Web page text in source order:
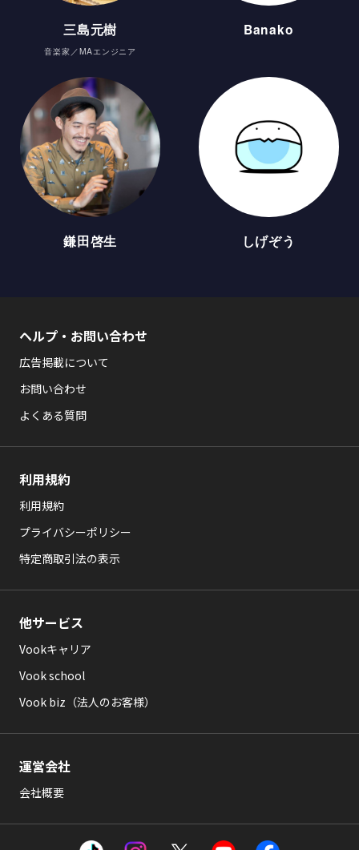
三島元樹
音楽家／MAエンジニア
Banako
鎌田啓生 しげぞう
ヘルプ・お問い合わせ
広告掲載について
お問い合わせ
よくある質問
利用規約
利用規約
プライバシーポリシー
特定商取引法の表示
他サービス
Vookキャリア
Vook school
Vook biz（法人のお客様）
運営会社
会社概要